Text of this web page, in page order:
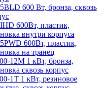
600 Вт, бронза, сквозь
600Вт, пластик,
внутри корпуса
600Вт, пластик,
на транец
12M 1 кВт, бронза,
сквозь корпус
1T 1 кВт, резиновое